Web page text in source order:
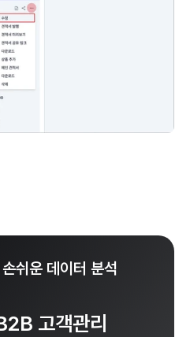
쉬운 데이터 분석
고객관리